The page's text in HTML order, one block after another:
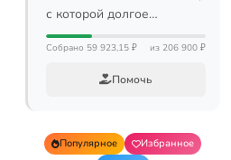
с которой долгое…
Собрано 59 923,15 ₽ из 206 900 ₽
Помочь
Популярное
Избранное